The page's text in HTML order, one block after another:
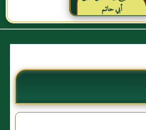
أبي حاتم